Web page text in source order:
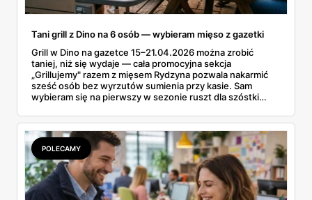
Tani grill z Dino na 6 osób — wybieram mięso z gazetki
Grill w Dino na gazetce 15–21.04.2026 można zrobić
taniej, niż się wydaje — cała promocyjna sekcja
„Grillujemy" razem z mięsem Rydzyna pozwala nakarmić
sześć osób bez wyrzutów sumienia przy kasie. Sam
wybieram się na pierwszy w sezonie ruszt dla szóstki
porannej kawie. Kiełbasa Biesiadna za 11,99 zł,
marynowane udko z kurczaka po 15,99 zł za kilogram,
szynka wykwintna Rydzyna po 37,99. Sprawdzam, co
naprawdę wchodzi do koszyka, a co lepiej zostawić na
półce.
POLECAMY